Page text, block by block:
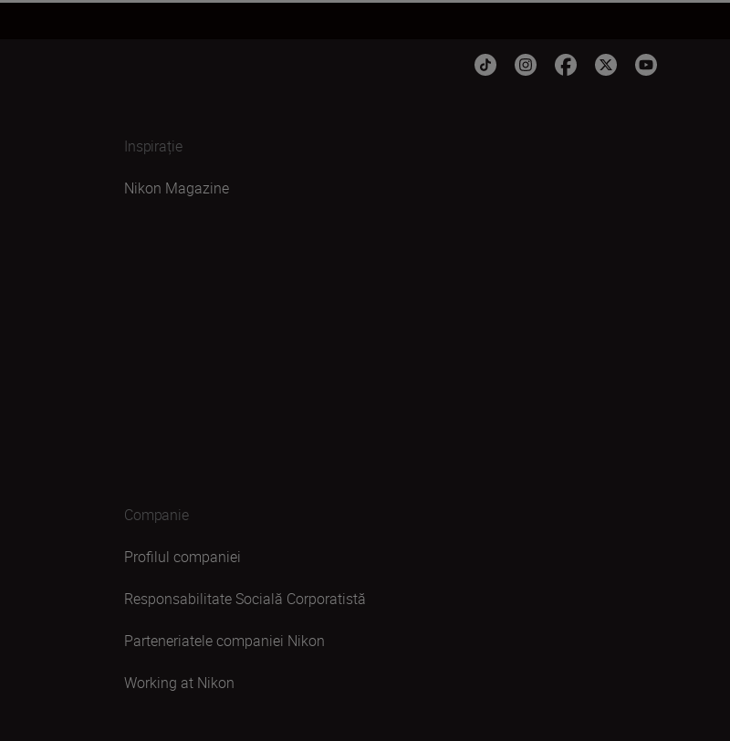
Inspirație
Nikon Magazine
Companie
Profilul companiei
Responsabilitate Socială Corporatistă
Parteneriatele companiei Nikon
Working at Nikon